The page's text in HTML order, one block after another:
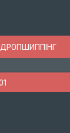
ДРОПШИППІНГ